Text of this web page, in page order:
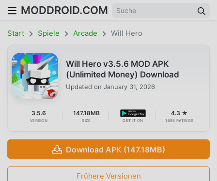
MODDROID.COM
Start Spiele Arcade Will Hero
Will Hero v3.5.6 MOD APK
(Unlimited Money) Download
Updated on January 31, 2026
3.5.6
VERSION
147.18MB
SIZE GET IT ON
4.3 ★
1698 RATINGS
Download APK (147.18MB)
Frühere Versionen